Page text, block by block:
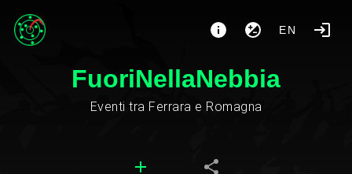
EN
FuoriNellaNebbia
Eventi tra Ferrara e Romagna